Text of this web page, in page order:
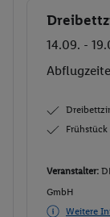
Buchen
14.09. -
Frühstück
Veranstalter:
GmbH
Weitere